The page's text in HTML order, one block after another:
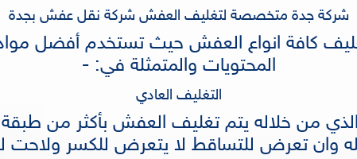
شركة جدة متخصصة لتغليف العفش شركة نقل عفش بجدة
انواع العفش حيث تستخدم أفضل مواد
المحتويات والمتمثلة في: -
التغليف العادي
من خلاله يتم تغليف العفش بأكثر من طبقة
وان تعرض للتساقط لا يتعرض للكسر